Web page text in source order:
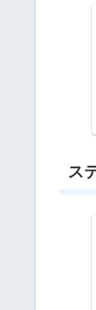
ス